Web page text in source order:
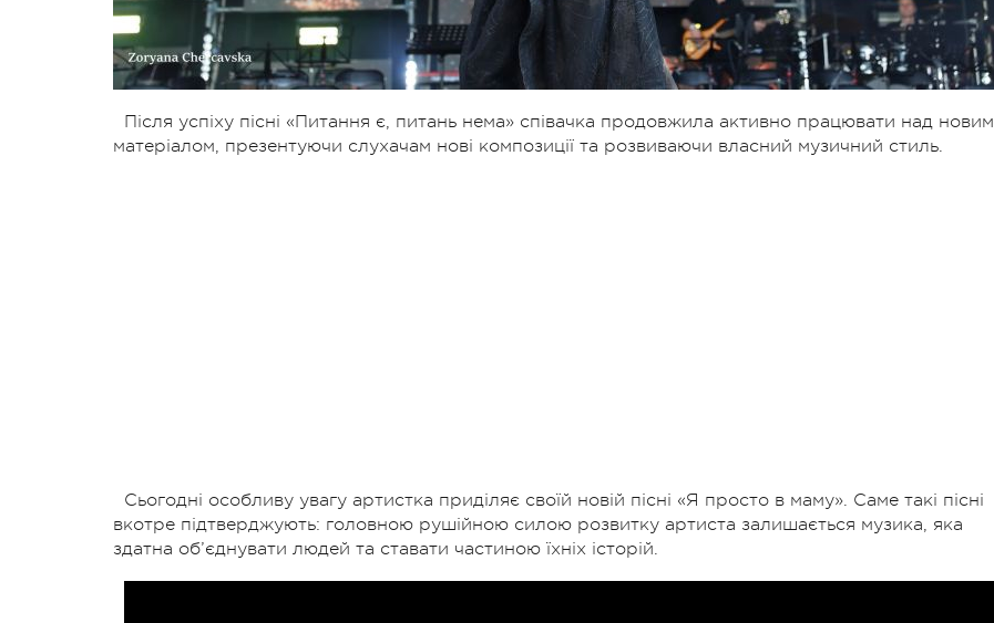
Після успіху пісні «Питання є, питань нема» співачка продовжила активно працювати над новим
матеріалом, презентуючи слухачам нові композиції та розвиваючи власний музичний стиль.
Сьогодні особливу увагу артистка приділяє своїй новій пісні «Я просто в маму». Саме такі пісні
вкотре підтверджують: головною рушійною силою розвитку артиста залишається музика, яка
здатна об’єднувати людей та ставати частиною їхніх історій.